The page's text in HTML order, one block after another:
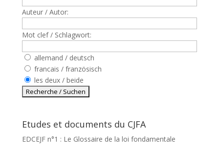
Auteur / Autor:
Mot clef / Schlagwort:
allemand / deutsch
francais / französisch
les deux / beide
Etudes et documents du CJFA
EDCEJF n°1 : Le Glossaire de la loi fondamentale